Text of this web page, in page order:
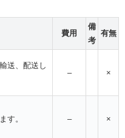
費用
備
考
有無
送、配送し
– ×
す。 – ×